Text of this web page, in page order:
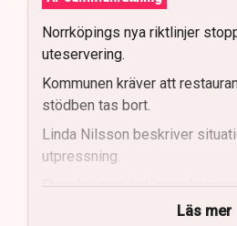
Norrköpings nya riktlinjer
uteservering.
Kommunen kräver att
stödben tas bort.
Linda Nilsson beskriver
utpressning.
Flera krögare kritiserar
Läs mer